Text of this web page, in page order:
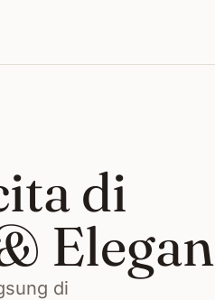
di
Elegan
di